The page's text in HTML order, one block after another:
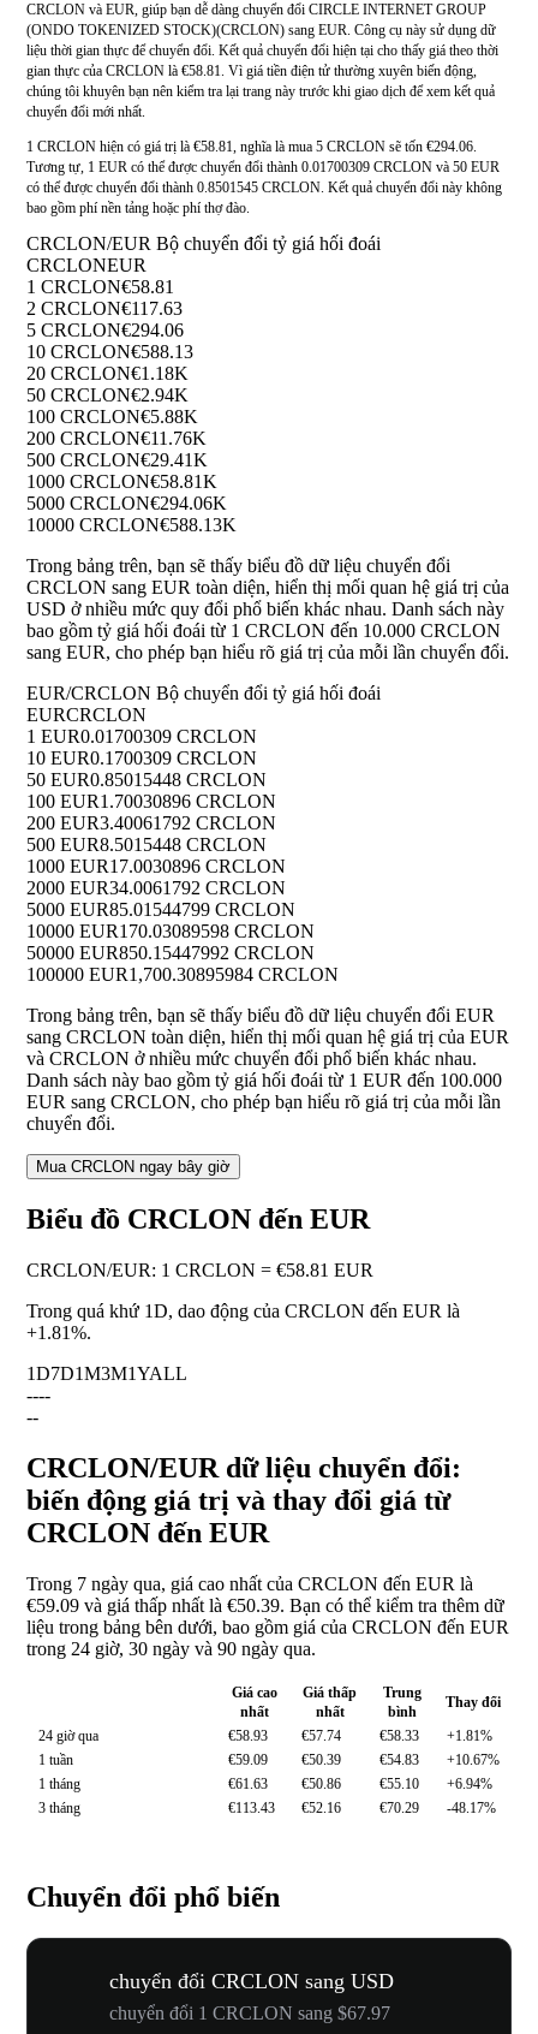
CRCLON và EUR, giúp bạn dễ dàng chuyển đổi CIRCLE INTERNET GROUP
(ONDO TOKENIZED STOCK)(CRCLON) sang EUR. Công cụ này sử dụng dữ
liệu thời gian thực để chuyển đổi. Kết quả chuyển đổi hiện tại cho thấy giá theo thời
gian thực của CRCLON là €58.81. Vì giá tiền điện tử thường xuyên biến động,
chúng tôi khuyên bạn nên kiểm tra lại trang này trước khi giao dịch để xem kết quả
chuyển đổi mới nhất.
1 CRCLON hiện có giá trị là €58.81, nghĩa là mua 5 CRCLON sẽ tốn €294.06.
Tương tự, 1 EUR có thể được chuyển đổi thành 0.01700309 CRCLON và 50 EUR
có thể được chuyển đổi thành 0.8501545 CRCLON. Kết quả chuyển đổi này không
bao gồm phí nền tảng hoặc phí thợ đào.
CRCLON/EUR Bộ chuyển đổi tỷ giá hối đoái
CRCLONEUR
1 CRCLON€58.81
2 CRCLON€117.63
5 CRCLON€294.06
10 CRCLON€588.13
20 CRCLON€1.18K
50 CRCLON€2.94K
100 CRCLON€5.88K
200 CRCLON€11.76K
500 CRCLON€29.41K
1000 CRCLON€58.81K
5000 CRCLON€294.06K
10000 CRCLON€588.13K
Trong bảng trên, bạn sẽ thấy biểu đồ dữ liệu chuyển đổi
CRCLON sang EUR toàn diện, hiển thị mối quan hệ giá trị của
USD ở nhiều mức quy đổi phổ biến khác nhau. Danh sách này
bao gồm tỷ giá hối đoái từ 1 CRCLON đến 10.000 CRCLON
sang EUR, cho phép bạn hiểu rõ giá trị của mỗi lần chuyển đổi.
EUR/CRCLON Bộ chuyển đổi tỷ giá hối đoái
EURCRCLON
1 EUR0.01700309 CRCLON
10 EUR0.1700309 CRCLON
50 EUR0.85015448 CRCLON
100 EUR1.70030896 CRCLON
200 EUR3.40061792 CRCLON
500 EUR8.5015448 CRCLON
1000 EUR17.0030896 CRCLON
2000 EUR34.0061792 CRCLON
5000 EUR85.01544799 CRCLON
10000 EUR170.03089598 CRCLON
50000 EUR850.15447992 CRCLON
100000 EUR1,700.30895984 CRCLON
Trong bảng trên, bạn sẽ thấy biểu đồ dữ liệu chuyển đổi EUR
sang CRCLON toàn diện, hiển thị mối quan hệ giá trị của EUR
và CRCLON ở nhiều mức chuyển đổi phổ biến khác nhau.
Danh sách này bao gồm tỷ giá hối đoái từ 1 EUR đến 100.000
EUR sang CRCLON, cho phép bạn hiểu rõ giá trị của mỗi lần
chuyển đổi.
Mua CRCLON ngay bây giờ
Biểu đồ CRCLON đến EUR
CRCLON/EUR: 1 CRCLON = €58.81 EUR
Trong quá khứ 1D, dao động của CRCLON đến EUR là
+1.81%.
1D7D1M3M1YALL
----
--
CRCLON/EUR dữ liệu chuyển đổi:
biến động giá trị và thay đổi giá từ
CRCLON đến EUR
Trong 7 ngày qua, giá cao nhất của CRCLON đến EUR là
€59.09 và giá thấp nhất là €50.39. Bạn có thể kiểm tra thêm dữ
liệu trong bảng bên dưới, bao gồm giá của CRCLON đến EUR
trong 24 giờ, 30 ngày và 90 ngày qua.
Giá cao
nhất
Giá thấp
nhất
Trung
bình
Thay đổi
24 giờ qua
€58.93 €57.74 €58.33
+1.81%
1 tuần
€59.09 €50.39 €54.83
+10.67%
1 tháng
€61.63 €50.86 €55.10
+6.94%
3 tháng
€113.43 €52.16 €70.29 -48.17%
Chuyển đổi phổ biến
chuyển đổi CRCLON sang USD
chuyển đổi 1 CRCLON sang $67.97